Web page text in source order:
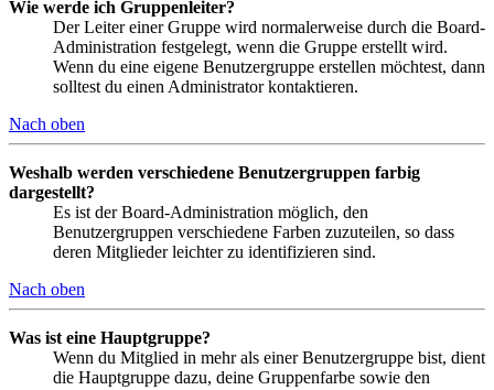
Wie werde ich Gruppenleiter?
Der Leiter einer Gruppe wird normalerweise durch die Board-
Administration festgelegt, wenn die Gruppe erstellt wird.
Wenn du eine eigene Benutzergruppe erstellen möchtest, dann
solltest du einen Administrator kontaktieren.
Nach oben
Weshalb werden verschiedene Benutzergruppen farbig
dargestellt?
Es ist der Board-Administration möglich, den
Benutzergruppen verschiedene Farben zuzuteilen, so dass
deren Mitglieder leichter zu identifizieren sind.
Nach oben
Was ist eine Hauptgruppe?
Wenn du Mitglied in mehr als einer Benutzergruppe bist, dient
die Hauptgruppe dazu, deine Gruppenfarbe sowie den